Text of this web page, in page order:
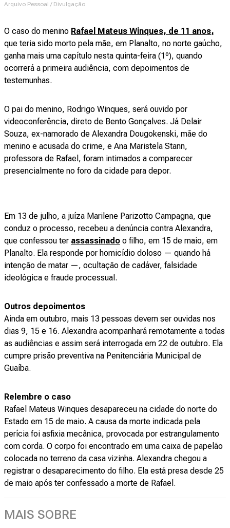
Arquivo Pessoal / Divulgação
O caso do menino Rafael Mateus Winques, de 11 anos,
que teria sido morto pela mãe, em Planalto, no norte gaúcho,
ganha mais uma capítulo nesta quinta-feira (1º), quando
ocorrerá a primeira audiência, com depoimentos de
testemunhas.
O pai do menino, Rodrigo Winques, será ouvido por
videoconferência, direto de Bento Gonçalves. Já Delair
Souza, ex-namorado de Alexandra Dougokenski, mãe do
menino e acusada do crime, e Ana Maristela Stann,
professora de Rafael, foram intimados a comparecer
presencialmente no foro da cidade para depor.
Em 13 de julho, a juíza Marilene Parizotto Campagna, que
conduz o processo, recebeu a denúncia contra Alexandra,
que confessou ter assassinado o filho, em 15 de maio, em
Planalto. Ela responde por homicídio doloso — quando há
intenção de matar —, ocultação de cadáver, falsidade
ideológica e fraude processual.
Outros depoimentos
Ainda em outubro, mais 13 pessoas devem ser ouvidas nos
dias 9, 15 e 16. Alexandra acompanhará remotamente a todas
as audiências e assim será interrogada em 22 de outubro. Ela
cumpre prisão preventiva na Penitenciária Municipal de
Guaíba.
Relembre o caso
Rafael Mateus Winques desapareceu na cidade do norte do
Estado em 15 de maio. A causa da morte indicada pela
perícia foi asfixia mecânica, provocada por estrangulamento
com corda. O corpo foi encontrado em uma caixa de papelão
colocada no terreno da casa vizinha. Alexandra chegou a
registrar o desaparecimento do filho. Ela está presa desde 25
de maio após ter confessado a morte de Rafael.
MAIS SOBRE